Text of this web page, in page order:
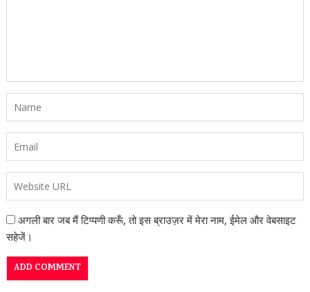
अगली बार जब मैं टिप्पणी करूँ, तो इस ब्राउज़र में मेरा नाम, ईमेल और वेबसाइट
सहेजें।